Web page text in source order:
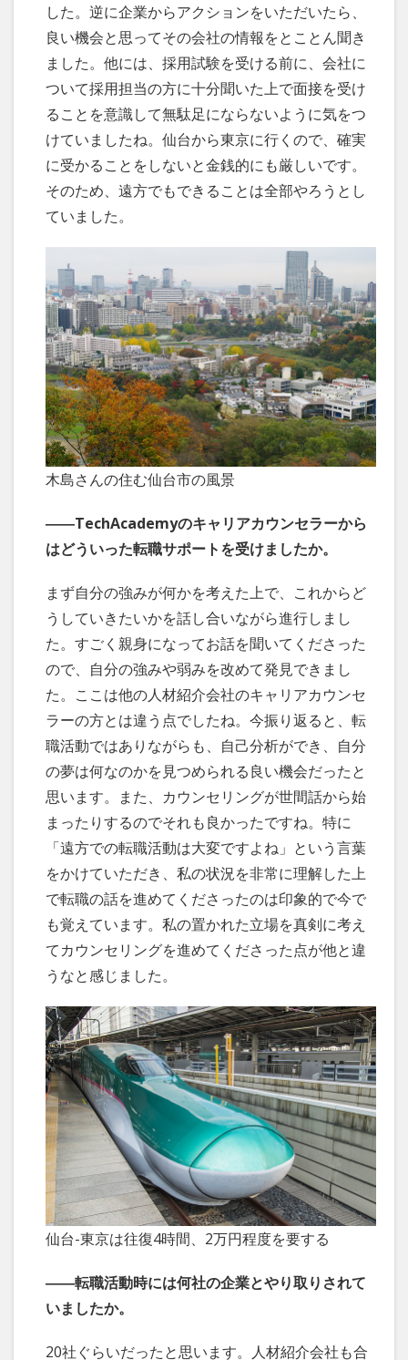
した。逆に企業からアクションをいただいたら、
良い機会と思ってその会社の情報をとことん聞き
ました。他には、採用試験を受ける前に、会社に
ついて採用担当の方に十分聞いた上で面接を受け
ることを意識して無駄足にならないように気をつ
けていましたね。仙台から東京に行くので、確実
に受かることをしないと金銭的にも厳しいです。
そのため、遠方でもできることは全部やろうとし
ていました。
木島さんの住む仙台市の風景
――TechAcademyのキャリアカウンセラーから
はどういった転職サポートを受けましたか。
まず自分の強みが何かを考えた上で、これからど
うしていきたいかを話し合いながら進行しまし
た。すごく親身になってお話を聞いてくださった
ので、自分の強みや弱みを改めて発見できまし
た。ここは他の人材紹介会社のキャリアカウンセ
ラーの方とは違う点でしたね。今振り返ると、転
職活動ではありながらも、自己分析ができ、自分
の夢は何なのかを見つめられる良い機会だったと
思います。また、カウンセリングが世間話から始
まったりするのでそれも良かったですね。特に
「遠方での転職活動は大変ですよね」という言葉
をかけていただき、私の状況を非常に理解した上
で転職の話を進めてくださったのは印象的で今で
も覚えています。私の置かれた立場を真剣に考え
てカウンセリングを進めてくださった点が他と違
うなと感じました。
仙台-東京は往復4時間、2万円程度を要する
――転職活動時には何社の企業とやり取りされて
いましたか。
20社ぐらいだったと思います。人材紹介会社も合